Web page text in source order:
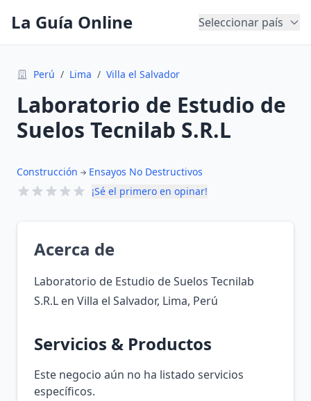
La Guía Online Seleccionar país
Perú / Lima / Villa el Salvador
Laboratorio de Estudio de
Suelos Tecnilab S.R.L
Construcción
Ensayos No Destructivos
¡Sé el primero en opinar!
Acerca de
Laboratorio de Estudio de Suelos Tecnilab
S.R.L en Villa el Salvador, Lima, Perú
Servicios & Productos
Este negocio aún no ha listado servicios
específicos.